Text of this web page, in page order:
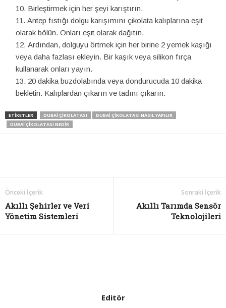
Birleştirmek için her şeyi karıştırın.
Antep fıstığı dolgu karışımını çikolata kalıplarına eşit
olarak bölün. Onları eşit olarak dağıtın.
Ardından, dolguyu örtmek için her birine 2 yemek kaşığı
veya daha fazlası ekleyin. Bir kaşık veya silikon fırça
kullanarak onları yayın.
20 dakika buzdolabında veya dondurucuda 10 dakika
bekletin. Kalıplardan çıkarın ve tadını çıkarın.
ETIKETLER DUBAI ÇIKOLATASI
DUBAI ÇIKOLATASI NASIL YAPILIR
DUBAI ÇIKOLATASI NEDIR
Önceki İçerik
Akıllı Şehirler ve Veri
Yönetim Sistemleri
Sonraki İçerik
Akıllı Tarımda Sensör
Teknolojileri
Editör